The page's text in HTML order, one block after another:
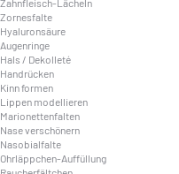
Zahnfleisch-Lächeln
Zornesfalte
Hyaluronsäure
Augenringe
Hals / Dekolleté
Handrücken
Kinn formen
Lippen modellieren
Marionettenfalten
Nase verschönern
Nasobialfalte
Ohrläppchen-Auffüllung